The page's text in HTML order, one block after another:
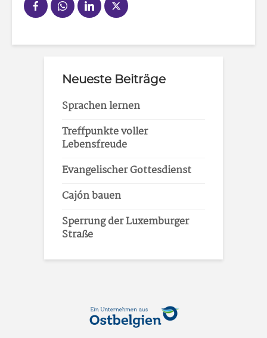
Neueste Beiträge
Sprachen lernen
Treffpunkte voller
Lebensfreude
Evangelischer Gottesdienst
Cajón bauen
Sperrung der Luxemburger
Straße